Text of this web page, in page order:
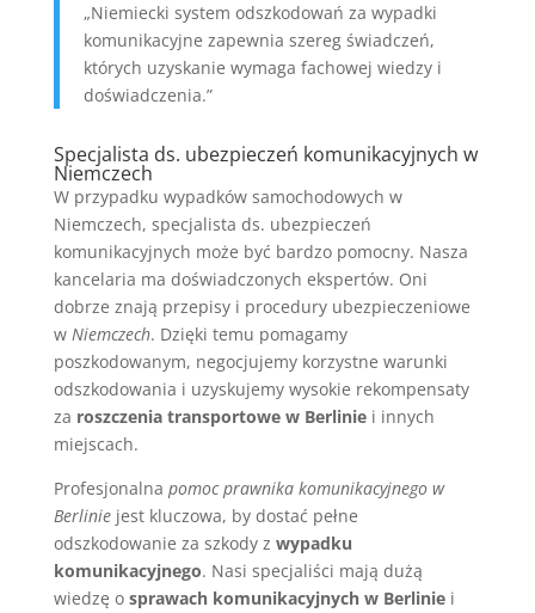
„Niemiecki system odszkodowań za wypadki
komunikacyjne zapewnia szereg świadczeń,
których uzyskanie wymaga fachowej wiedzy i
doświadczenia.”
Specjalista ds. ubezpieczeń komunikacyjnych w
Niemczech
W przypadku wypadków samochodowych w
Niemczech, specjalista ds. ubezpieczeń
komunikacyjnych może być bardzo pomocny. Nasza
kancelaria ma doświadczonych ekspertów. Oni
dobrze znają przepisy i procedury ubezpieczeniowe
w Niemczech. Dzięki temu pomagamy
poszkodowanym, negocjujemy korzystne warunki
odszkodowania i uzyskujemy wysokie rekompensaty
za roszczenia transportowe w Berliniei innych
miejscach.
Profesjonalna pomoc prawnika komunikacyjnego w
Berliniejest kluczowa, by dostać pełne
odszkodowanie za szkody z wypadku
komunikacyjnego. Nasi specjaliści mają dużą
wiedzę o sprawach komunikacyjnych w Berliniei